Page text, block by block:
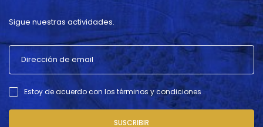
Sigue nuestras actividades.
Estoy de acuerdo con los términos y condiciones .
SUSCRIBIR